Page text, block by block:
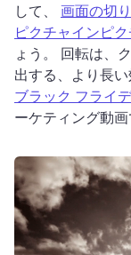
して、 画面の切
ピクチャインピ
ょう。 回転は、
出する、より長い
ブラック フライ
ーケティング動